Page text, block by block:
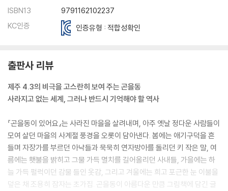
ISBN13
9791162102237
KC인증
인증유형 : 적합성확인
출판사 리뷰
제주 4.3의 비극을 고스란히 보여 주는 곤을동
사라지고 없는 세계, 그러나 반드시 기억해야 할 역사
『곤을동이 있어요』는 사라진 마을을 살려내며, 아주 옛날 정다운 사람들이
모여 살던 마을의 사계절 풍경을 오롯이 담아낸다. 봄에는 애기구덕을 흔
들며 자장가를 부르던 아낙들과 묵묵히 연자방아를 돌리던 키 작은 말, 여
름에는 횃불을 밝히고 그물 가득 멸치를 길어올리던 사내들, 가을에는 하
늘 가득 펄럭이던 감물 들인 옷감, 그리고 겨울에는 희고 포근한 눈 이불을
덮은 채 조용히 잠자는 초가집. 곤을동이 아름다운 만큼 그림책에 담긴 글